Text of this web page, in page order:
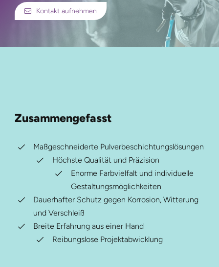
Kontakt aufnehmen
Zusammengefasst
Maßgeschneiderte Pulverbeschichtungslösungen
Höchste Qualität und Präzision
Enorme Farbvielfalt und individuelle
Gestaltungsmöglichkeiten
Dauerhafter Schutz gegen Korrosion, Witterung
und Verschleiß
Breite Erfahrung aus einer Hand
Reibungslose Projektabwicklung